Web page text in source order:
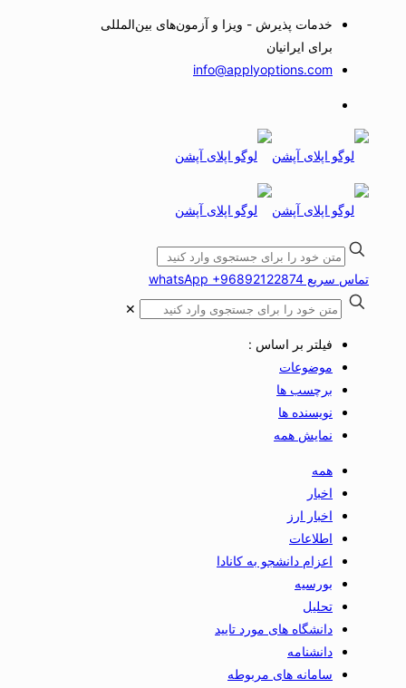
خدمات پذیرش - ویزا و آزمون‌های بین‌المللی
برای ایرانیان
info@applyoptions.com
تماس سریع whatsApp +96892122874
✕
فیلتر بر اساس :
موضوعات
برچسب ها
نویسنده ها
نمایش همه
همه
اخبار
اخبار ارز
اطلاعات
اعزام دانشجو به کانادا
بورسیه
تحلیل
دانشگاه های مورد تایید
دانشنامه
سامانه های مربوطه